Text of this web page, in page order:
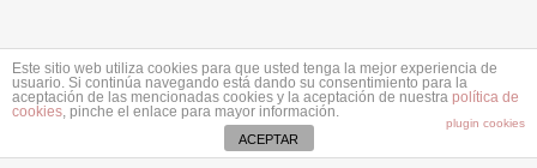
Este sitio web utiliza cookies para que usted tenga la mejor experiencia de
usuario. Si continúa navegando está dando su consentimiento para la
aceptación de las mencionadas cookies y la aceptación de nuestra política de
cookies, pinche el enlace para mayor información.
plugin cookies
ACEPTAR